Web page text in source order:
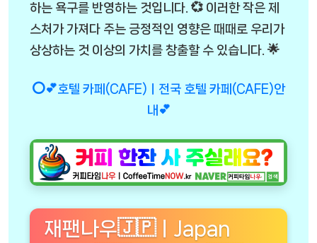
하는 욕구를 반영하는 것입니다. 💞 이러한 작은 제
스처가 가져다 주는 긍정적인 영향은 때때로 우리가
상상하는 것 이상의 가치를 창출할 수 있습니다. 🌟
⭕💕호텔 카페(CAFE)ㅣ전국 호텔 카페(CAFE)안
내💕
재팬나우🇯🇵ㅣJapan